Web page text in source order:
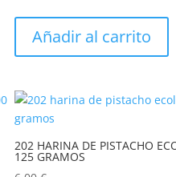
Añadir al carrito
202 HARINA DE PISTACHO
125 GRAMOS